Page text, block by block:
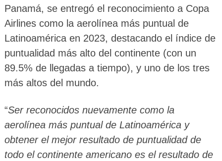
Panamá, se entregó el reconocimiento a Copa
Airlines como la aerolínea más puntual de
Latinoamérica en 2023, destacando el índice de
puntualidad más alto del continente (con un
89.5% de llegadas a tiempo), y uno de los tres
más altos del mundo.
“Ser reconocidos nuevamente como la
aerolínea más puntual de Latinoamérica y
obtener el mejor resultado de puntualidad de
todo el continente americano es el resultado de